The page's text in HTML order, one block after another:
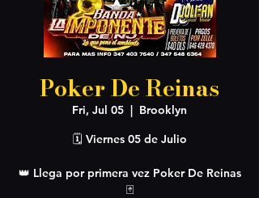
Poker De Reinas
Fri, Jul 05
  |
Brooklyn
🗓️ Viernes 05 de Julio
👑 Llega por primera vez Poker De Reinas
🃏